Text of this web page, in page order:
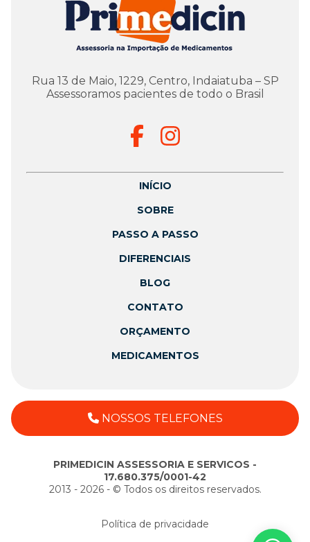
Rua 13 de Maio, 1229, Centro, Indaiatuba – SP
Assessoramos pacientes de todo o Brasil
INÍCIO
SOBRE
PASSO A PASSO
DIFERENCIAIS
BLOG
CONTATO
ORÇAMENTO
MEDICAMENTOS
NOSSOS TELEFONES
PRIMEDICIN ASSESSORIA E SERVICOS -
17.680.375/0001-42
2013 - 2026 - ©️ Todos os direitos reservados.
Política de privacidade